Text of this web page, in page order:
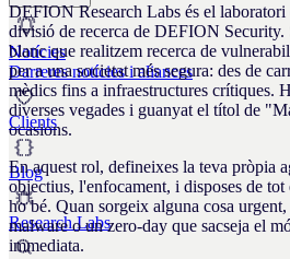
Notícies
Darreres notícies i aliances
Clients
Blog
Research Labs
DEFION Research Labs és el laboratori
divisió de recerca de DEFION Security.
blanc que realitzem recerca de
per a una societat més segura: des de
mèdics fins a infraestructures crítiques.
diverses vegades i guanyat el títol de
ocasions.
En aquest rol, defineixes la teva pròpia
objectius, l'enfocament, i disposes de tot
ho bé. Quan sorgeix alguna cosa
malware o un zero-day que sacseja el
immediata.